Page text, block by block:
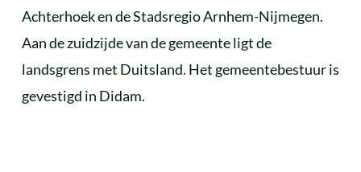
Achterhoek en de Stadsregio Arnhem-Nijmegen.
Aan de zuidzijde van de gemeente ligt de
landsgrens met Duitsland. Het gemeentebestuur is
gevestigd in Didam.